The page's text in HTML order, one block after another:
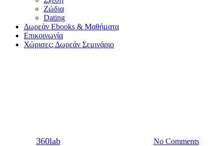
Ζώδια
Dating
Δωρεάν Ebooks & Μαθήματα
Επικοινωνία
Χώρισες; Δωρεάν Σεμινάριο
360lab06/03/2019 No Comments